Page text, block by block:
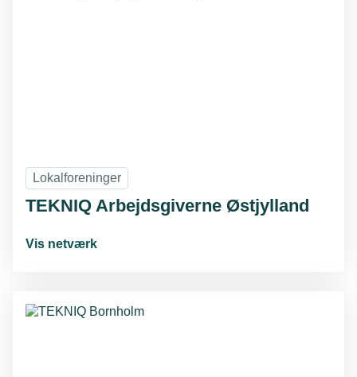
Lokalforeninger
TEKNIQ Arbejdsgiverne Østjylland
Vis netværk